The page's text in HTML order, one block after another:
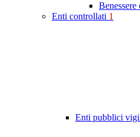
Enti controllati 1
Enti pubblici